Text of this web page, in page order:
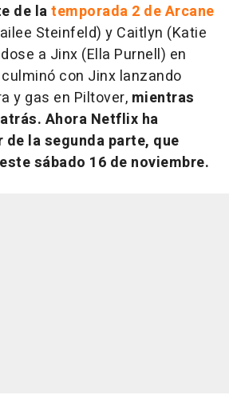
de latemporada 2 de Arcane
Steinfeld) y Caitlyn (Katie
a Jinx (Ella Purnell) en
con Jinx lanzando
y gas en Piltover, mientras
Ahora Netflix ha
la segunda parte, que
sábado 16 de noviembre.